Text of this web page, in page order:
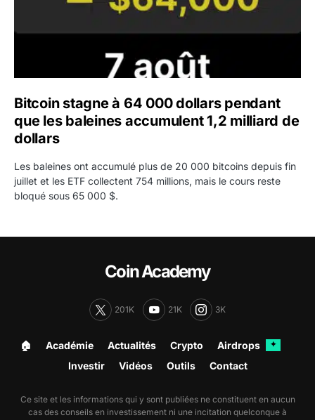
Bitcoin stagne à 64 000 dollars pendant
que les baleines accumulent 1,2 milliard de
dollars
Les baleines ont accumulé plus de 20 000 bitcoins depuis fin
juillet et les ETF collectent 754 millions, mais le cours reste
bloqué sous 65 000 $.
Coin Academy
201K 21K 3K
🏠︎ Académie Actualités Crypto Airdrops ✦
Investir Vidéos Outils Contact
Ce site et les informations qui y sont publiées ne constituent en aucun
cas des conseils en investissement ni une incitation quelconque à